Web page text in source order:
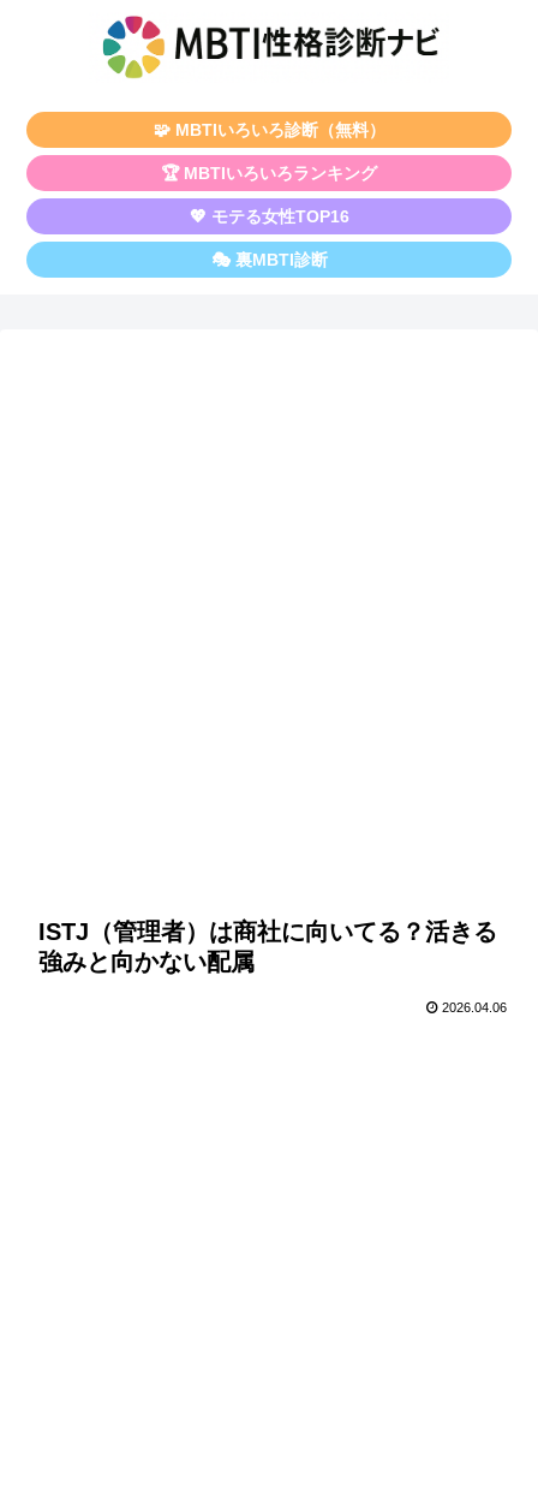
🧩 MBTIいろいろ診断（無料）
🏆 MBTIいろいろランキング
💖 モテる女性TOP16
🎭 裏MBTI診断
ISTJ（管理者）は商社に向いてる？活きる
強みと向かない配属
2026.04.06